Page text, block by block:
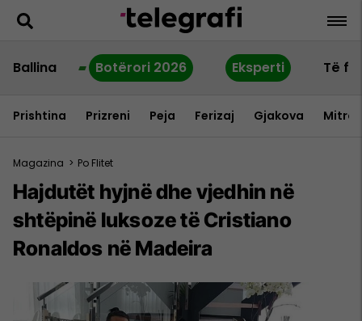
Ballina Botërori 2026 Eksperti Të
Prishtina Prizreni Peja Ferizaj Gjakova
Magazina > Po Flitet
Hajdutët hyjnë dhe vjedhin në
shtëpinë luksoze të Cristiano
Ronaldos në Madeira